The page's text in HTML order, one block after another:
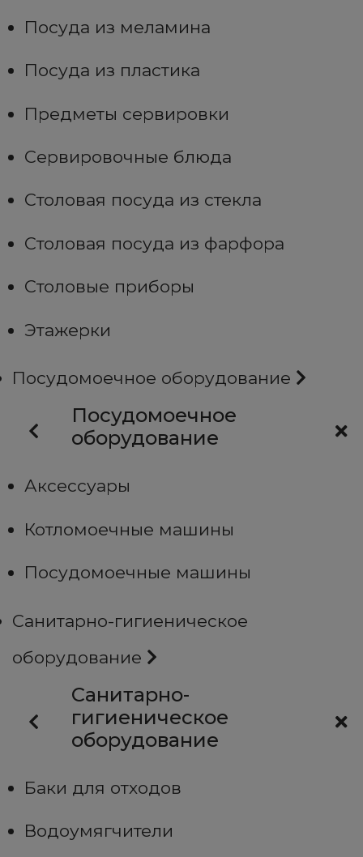
Посуда из меламина
Посуда из пластика
Предметы сервировки
Сервировочные блюда
Столовая посуда из стекла
Столовая посуда из фарфора
Столовые приборы
Этажерки
Посудомоечное оборудование
Посудомоечное
оборудование
Аксессуары
Котломоечные машины
Посудомоечные машины
Санитарно-гигиеническое
оборудование
Санитарно-
гигиеническое
оборудование
Баки для отходов
Водоумягчители